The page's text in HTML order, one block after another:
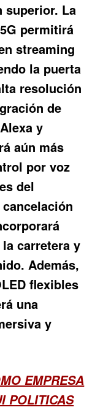
superior. La
permitirá
streaming
la puerta
resolución
de
y
aún más
por voz
del
carretera y
Además,
flexibles
una
y
EMPRESA
POLITICAS